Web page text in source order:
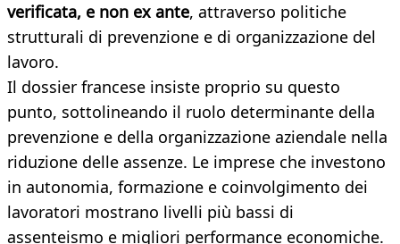
verificata, e non ex ante, attraverso politiche
strutturali di prevenzione e di organizzazione del
lavoro.
Il dossier francese insiste proprio su questo
punto, sottolineando il ruolo determinante della
prevenzione e della organizzazione aziendale nella
riduzione delle assenze. Le imprese che investono
in autonomia, formazione e coinvolgimento dei
lavoratori mostrano livelli più bassi di
assenteismo e migliori performance economiche.